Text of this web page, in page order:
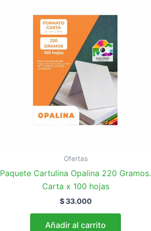
Ofertas
Paquete Cartulina Opalina 220 Gramos.
Carta x 100 hojas
$33.000
Añadir al carrito